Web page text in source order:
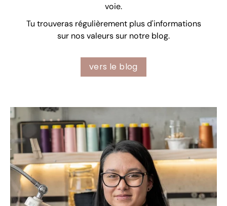
voie.
Tu trouveras régulièrement plus d'informations
sur nos valeurs sur notre blog.
vers le blog